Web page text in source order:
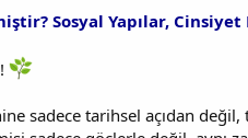
Sosyal Yapılar,
sadece tarihsel açıdan